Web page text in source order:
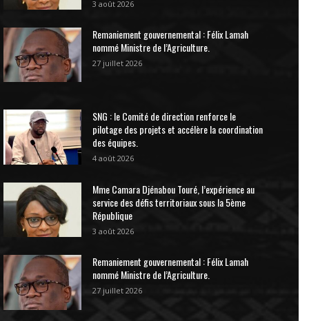
3 août 2026
Remaniement gouvernemental : Félix Lamah
nommé Ministre de l’Agriculture.
27 juillet 2026
SNG : le Comité de direction renforce le
pilotage des projets et accélère la coordination
des équipes.
4 août 2026
Mme Camara Djénabou Touré, l’expérience au
service des défis territoriaux sous la 5ème
République
3 août 2026
Remaniement gouvernemental : Félix Lamah
nommé Ministre de l’Agriculture.
27 juillet 2026